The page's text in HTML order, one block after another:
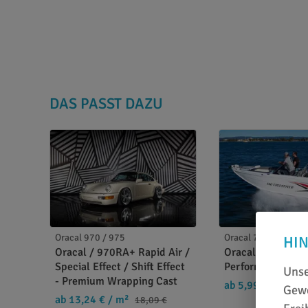
DAS PASST DAZU
Oracal 970 / 975
Oracal / 970RA+ Rapid Air /
Special Effect / Shift Effect
- Premium Wrapping Cast
ab 13,24 € / m² 18,09 €
Oracal 751
Oracal 751C High
Performance
ab 5,99 €
/ m²